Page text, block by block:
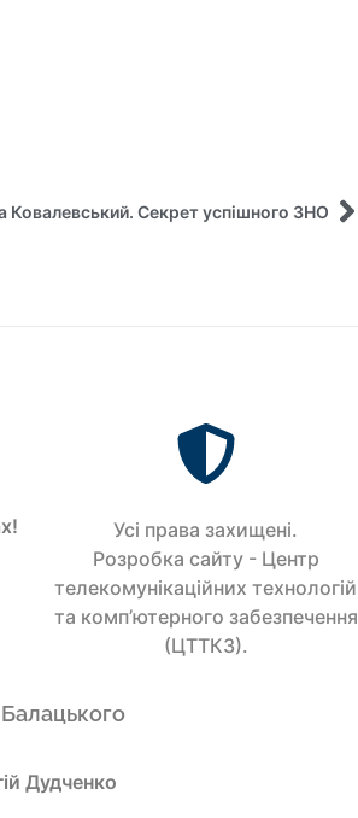
Ковалевський. Секрет успішного ЗНО
Усi права захищенi.
Розробка сайту - Центр
телекомунікаційних технологій
та комп’ютерного забезпечення
(ЦТТКЗ).
Дудченко